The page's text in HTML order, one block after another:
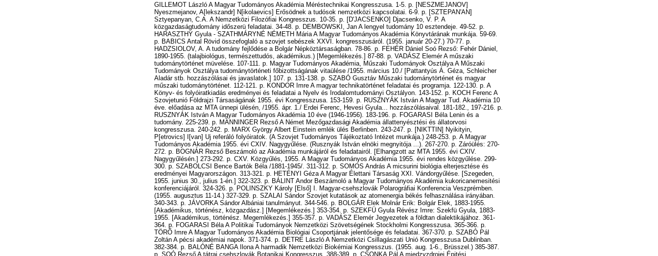
GILLEMOT László A Magyar Tudományos Akadémia Méréstechnikai Kongresszusa. 1-5. p. [NESZMEJANOV]
Nyeszmejanov, A[lekszandr] N[ikolaevics] Erősödnek a tudósok nemzetközi kapcsolatai. 6-9. p. [SZTEPAN'AN]
Sztyepanyan, C.A. A Nemzetközi Filozófiai Kongresszus. 10-35. p. [D'JACSENKO] Djacsenko, V. P. A
közgazdaságtudomány időszerü feladatai. 34-48. p. DEMBOWSKI, Jan A lengyel tudomány 10 esztendeje. 49-52. p.
HARASZTHY Gyula - SZATHMÁRYNÉ NÉMETH Mária A Magyar Tudományos Akadémia Könyvtárának munkája. 59-69.
p. BABICS Antal Rövid összefoglaló a szovjet sebészek XXVI. kongresszusáról. (1955. január 20-27.) 70-77. p.
HADZSIOLOV, A. A tudomány fejlődése a Bolgár Népköztársaságban. 78-86. p. FEHÉR Dániel Soó Rezső: Fehér Dániel,
1890-1955. (talajbiológus, természettudós, akadémikus.) [Megemlékezés.] 87-88. p. VADÁSZ Elemér A műszaki
tudománytörténet müvelése. 107-111. p. Magyar Tudományos Akadémia, Műszaki Tudományok Osztálya A Műszaki
Tudományok Osztálya tudománytörténeti főbizottságának vitaülése /1955. március 10./ [Pattantyús Á. Géza, Schleicher
Aladár stb. hozzászólásai és javaslatok.] 107. p. 131-138. p. SZABÓ Gusztáv Műszaki tudománytörténet és magyar
műszaki tudománytörténet. 112-121. p. KONDOR Imre A magyar technikatörténet feladatai és programja. 122-130. p. A
Könyv- és folyóiratkiadás eredményei és feladatai a Nyelv és Irodalomtudományi Osztályon. 143-152. p. KOCH Ferenc A
Szovjetunió Földrajzi Társaságának 1955. évi Kongresszusa. 153-159. p. RUSZNYÁK István A Magyar Tud. Akadémia 10
éve. előadása az MTA ünnepi ülésén, /1955. ápr. 1./ Erdei Ferenc, Hevesi Gyula... hozzászólásaival. 181-182., 197-216. p.
RUSZNYÁK István A Magyar Tudományos Akadémia 10 éve (1946-1956). 183-196. p. FOGARASI Béla Lenin és a
tudomány. 225-239. p. MANNINGER Rezső A Német Mezőgazdasági Akadémia állattenyésztési és állatorvosi
kongresszusa. 240-242. p. MARX György Albert Einstein emlék ülés Berlinben. 243-247. p. [NIKTTIN] Nyikityin,
P[etrovics] I[van] Uj referáló folyóiratok. (A Szovjet Tudományos Tájékoztató Intézet munkája.) 248-253. p. A Magyar
Tudományos Akadémia 1955. évi CXIV. Nagygyűlése. (Rusznyák István elnöki megnyitója ...). 267-270. p. Záróülés: 270-
272. p. BOGNÁR Rezső Beszámoló az Akadémia munkájáról és feladatairól. [Elhangzott az MTA 1955. évi CXIV.
Nagygyűlésén.] 273-292. p. CXV. Közgyűlés, 1955. A Magyar Tudományos Akadémia 1955. évi rendes közgyűlése. 299-
300. p. SZABOLCSI Bence Bartók Béla /1881-1945/. 311-312. p. SOMOS András A micsurini biológia elterjesztése és
eredményei Magyarországon. 313-321. p. HETÉNYI Géza A Magyar Élettani Társaság XXI. Vándorgyűlése. [Szegeden,
1955. junius 30., julius 1-én.] 322-323. p. BÁLINT Andor Beszámoló a Magyar Tudományos Akadémia kukoricanemesitési
konferenciájáról. 324-326. p. POLINSZKY Károly [Első] I. Magyar-csehszlovák Polarográfiai Konferencia Veszprémben.
(1955. augusztus 11-14.) 327-329. p. SZALAI Sándor Szovjet kutatások az atomenergia békés felhasználása irányában.
340-343. p. JÁVORKA Sándor Albániai tanulmányut. 344-546. p. BOLGÁR Elek Molnár Erik: Bolgár Elek, 1883-1955.
[Akadémikus, történész, közgazdász.] [Megemlékezés.] 353-354. p. SZEKFÜ Gyula Révész Imre: Szekfü Gyula, 1883-
1955. [Akadémikus, történész. Megemlékezés.] 355-357. p. VADÁSZ Elemér Jegyezetek a földtan dialektikájához. 361-
364. p. FOGARASI Béla A Politikai Tudományok Nemzetközi Szövetségének Stockholmi Kongresszusa. 365-366. p.
TÖRŐ Imre A Magyar Tudományos Akadémia Biológiai Csoportjának jelentősége és feladatai. 367-370. p. SZABÓ Pál
Zoltán A pécsi akadémiai napok. 371-374. p. DETRE László A Nemzetközi Csillagászati Unió Kongresszusa Dublinban.
382-384. p. BALÓNÉ BANGA Ilona A harmadik Nemzetközi Biokémiai Kongresszus. (1955. aug. 1-6., Brüsszel.) 385-387.
p. SOÓ Rezső A tátrai csehszlovák Botanikai Kongresszus. 388-389. p. CSONKA Pál A miedzyzdrojei Épitési